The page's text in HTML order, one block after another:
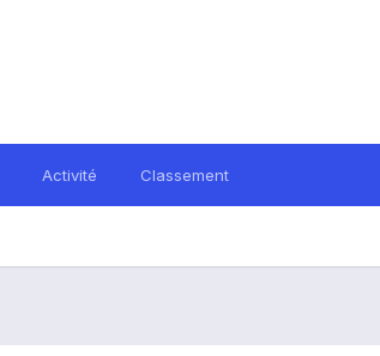
Activité Classement